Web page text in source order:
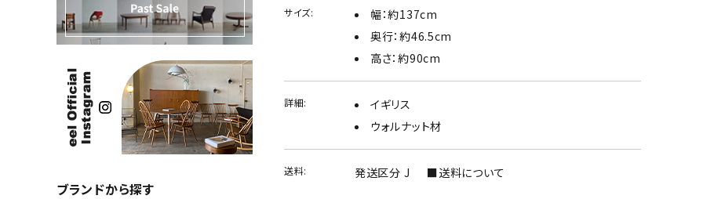
サイズ:
幅：約137cm
奥行：約46.5cm
高さ：約90cm
詳細:
イギリス
ウォルナット材
送料: 発送区分 J ■送料について
ブランドから探す